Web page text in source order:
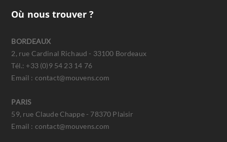
Où nous trouver ?
BORDEAUX
2, rue Cardinal Richaud - 33100 Bordeaux
Tél.: +33 (0)9 54 23 14 76
Email : contact@mouvens.com
PARIS
59, rue Claude Chappe - 78370 Plaisir
Email : contact@mouvens.com